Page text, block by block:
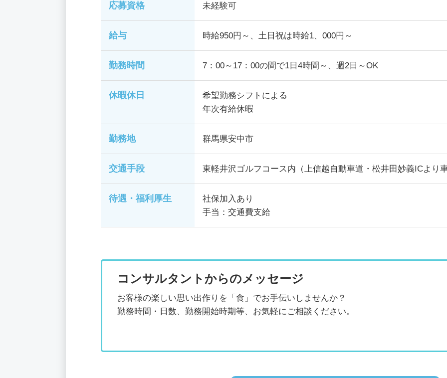
応募資格 未経験可
給与 時給950円～、土日祝は時給1、000円～
勤務時間 7：00～17：00の間で1日4時間～、週2日～OK
休暇休日
希望勤務シフトによる
年次有給休暇
勤務地 群馬県安中市
交通手段 東軽井沢ゴルフコース内（上信越自動車道・松井田妙義ICより
待遇・福利厚生
社保加入あり
手当：交通費支給
コンサルタントからのメッセージ
お客様の楽しい思い出作りを「食」でお手伝いしませんか？
勤務時間・日数、勤務開始時期等、お気軽にご相談ください。